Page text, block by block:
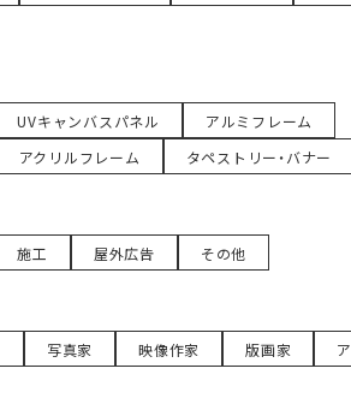
UVキャンバスパネル
アルミフレーム
アクリルフレーム タペストリー・バナー
施工 屋外広告 その他
写真家 映像作家 版画家